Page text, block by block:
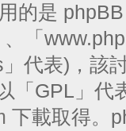
的是
、「
」代表)，該
「GPL」代
下載取得。